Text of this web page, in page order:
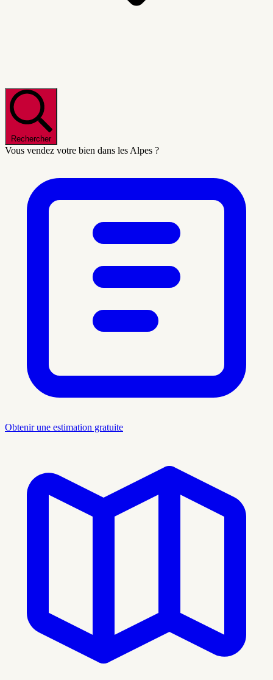
Rechercher
Vous vendez votre bien dans les Alpes ?
Obtenir une estimation gratuite